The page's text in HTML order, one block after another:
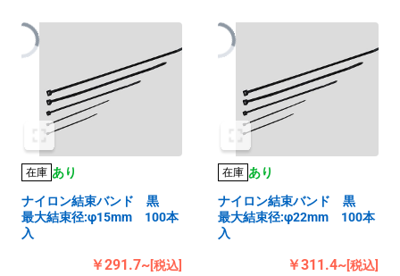
在庫 あり
ナイロン結束バンド 黒
最大結束径:φ15mm 100本
入
￥291.7~[税込]
在庫 あり
ナイロン結束バンド 黒
最大結束径:φ22mm 100本
入
￥311.4~[税込]